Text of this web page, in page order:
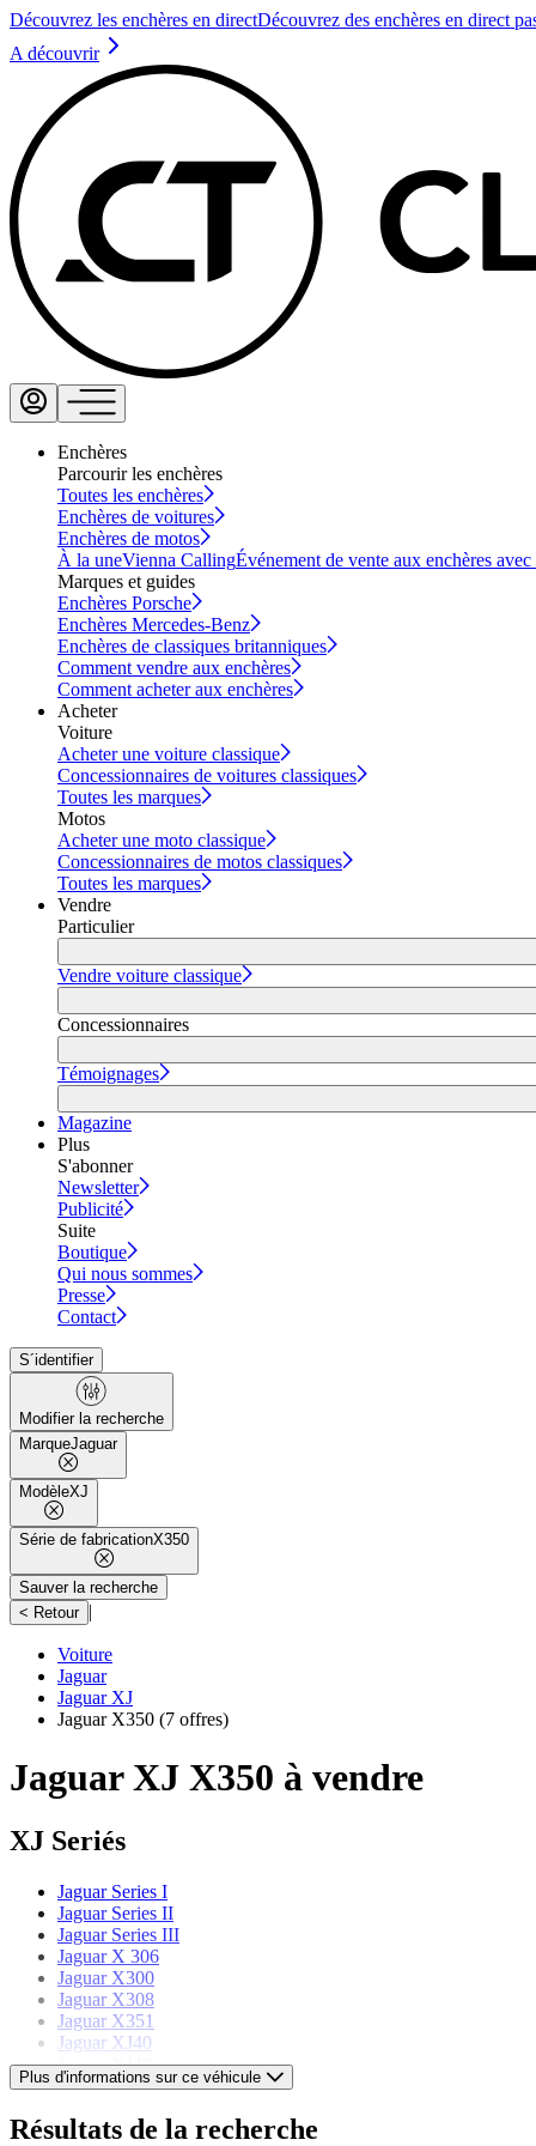
Découvrez les enchères en directDécouvrez des enchères en direct
A découvrir
Enchères
Parcourir les enchères
Toutes les enchères
Enchères de voitures
Enchères de motos
À la uneVienna CallingÉvénement de vente aux enchères
Marques et guides
Enchères Porsche
Enchères Mercedes-Benz
Enchères de classiques britanniques
Comment vendre aux enchères
Comment acheter aux enchères
Acheter
Voiture
Acheter une voiture classique
Concessionnaires de voitures classiques
Toutes les marques
Motos
Acheter une moto classique
Concessionnaires de motos classiques
Toutes les marques
Vendre
Particulier
Vendre voiture classique
Concessionnaires
Témoignages
Magazine
Plus
S'abonner
Newsletter
Publicité
Suite
Boutique
Qui nous sommes
Presse
Contact
S´identifier
Modifier la recherche
MarqueJaguar
ModèleXJ
Série de fabricationX350
Sauver la recherche
< Retour |
Voiture
Jaguar
Jaguar XJ
Jaguar X350 (7 offres)
Jaguar XJ X350 à vendre
XJ Seriés
Jaguar Series I
Jaguar Series II
Jaguar Series III
Jaguar X 306
Jaguar X300
Jaguar X308
Jaguar X351
Jaguar XJ40
Jaguar XJ40
Jaguar Modèles
Plus d'informations sur ce véhicule
Résultats de la recherche